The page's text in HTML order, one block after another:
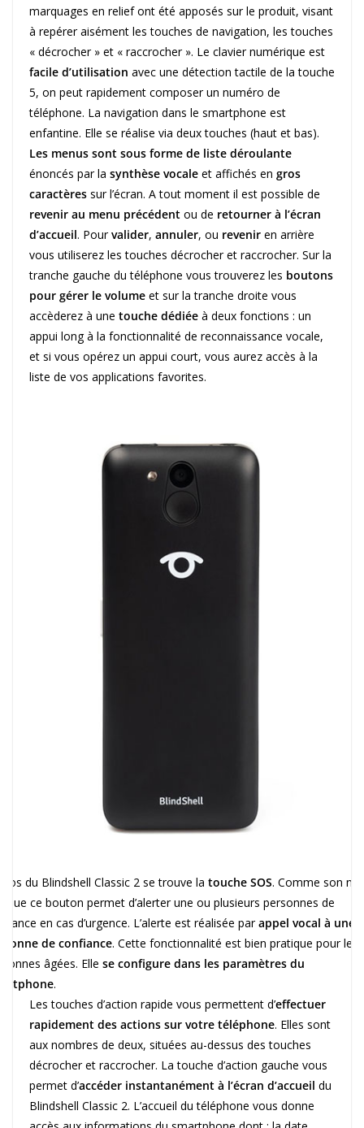
marquages en relief ont été apposés sur le produit, visant
à repérer aisément les touches de navigation, les touches
« décrocher » et « raccrocher ». Le clavier numérique est
facile d’utilisation avec une détection tactile de la touche
5, on peut rapidement composer un numéro de
téléphone. La navigation dans le smartphone est
enfantine. Elle se réalise via deux touches (haut et bas).
Les menus sont sous forme de liste déroulante
énoncés par la synthèse vocale et affichés en gros
caractères sur l’écran. A tout moment il est possible de
revenir au menu précédent ou de retourner à l’écran
d’accueil. Pourvalider, annuler, ou revenir en arrière
vous utiliserez les touches décrocher et raccrocher. Sur la
tranche gauche du téléphone vous trouverez les boutons
pour gérer le volume et sur la tranche droite vous
accèderez à une touche dédiée à deux fonctions : un
appui long à la fonctionnalité de reconnaissance vocale,
et si vous opérez un appui court, vous aurez accès à la
liste de vos applications favorites.
dos du Blindshell Classic 2 se trouve la touche SOS. Comme son
ce bouton permet d’alerter une ou plusieurs personnes de
en cas d’urgence. L’alerte est réalisée parappel vocal à une
de confiance. Cette fonctionnalité est bien pratique pour les
âgées. Ellese configure dans les paramètres du
.
Les touches d’action rapide vous permettent d’effectuer
rapidement des actions sur votre téléphone. Elles sont
aux nombres de deux, situées au-dessus des touches
décrocher et raccrocher. La touche d’action gauche vous
permet d’accéder instantanément à l’écran d’accueil du
Blindshell Classic 2. L’accueil du téléphone vous donne